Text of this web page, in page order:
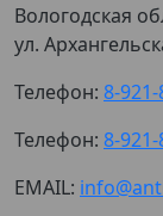
Вологодская
ул.
Телефон: 8-
Телефон: 8-
EMAIL: